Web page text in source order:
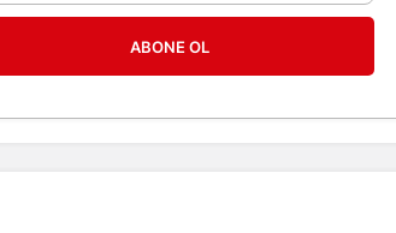
ABONE OL